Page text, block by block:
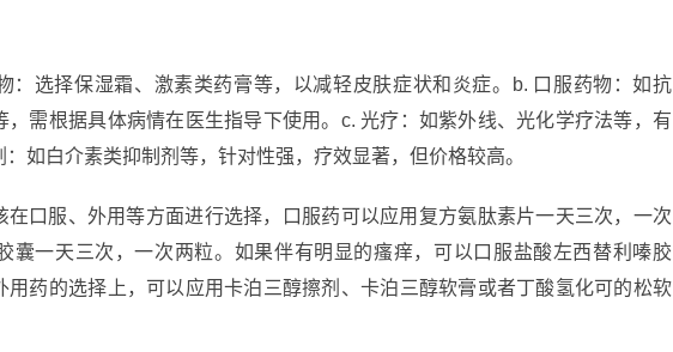
：选择保湿霜、激素类药膏等，以减轻皮肤症状和炎症。b. 口服药物：如抗
，需根据具体病情在医生指导下使用。c. 光疗：如紫外线、光化学疗法等，有
如白介素类抑制剂等，针对性强，疗效显著，但价格较高。
在口服、外用等方面进行选择，口服药可以应用复方氨肽素片一天三次，一次
囊一天三次，一次两粒。如果伴有明显的瘙痒，可以口服盐酸左西替利嗪胶
用药的选择上，可以应用卡泊三醇擦剂、卡泊三醇软膏或者丁酸氢化可的松软